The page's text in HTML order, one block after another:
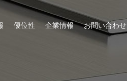
優位性 企業情報 お問い合わせ